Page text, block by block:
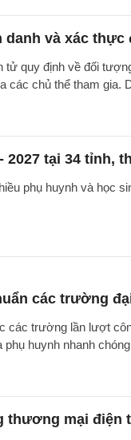
và xác
quy định về đối
các chủ thể tham gia.
tại 34 tỉnh,
phụ huynh và học
các trường
trường lần lượt
huynh nhanh
mại điện